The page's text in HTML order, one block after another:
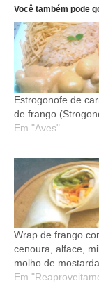
Você também pode
Estrogonofe de
de frango
Em "Aves"
Wrap de frango
cenoura, alface,
molho de mostarda
Em